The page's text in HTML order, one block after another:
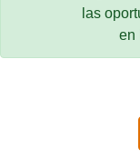
las
en